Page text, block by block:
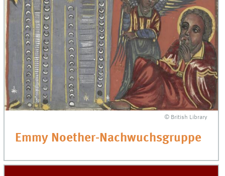
© British Library
Emmy Noether-Nachwuchsgruppe